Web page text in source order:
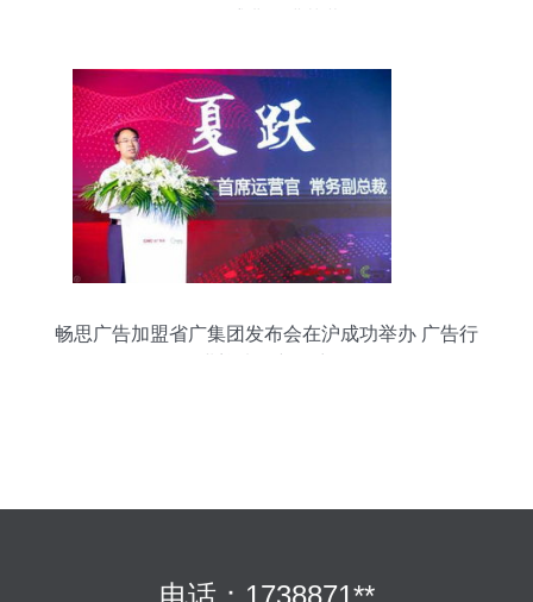
畅思广告加盟省广集团发布会在沪成功举办 广告行
电话：1738871**